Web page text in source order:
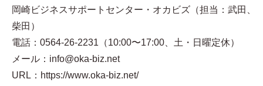
岡崎ビジネスサポートセンター・オカビズ（担当：武田、
柴田）
電話：0564-26-2231（10:00〜17:00、土・日曜定休）
メール：info@oka-biz.net
URL：https://www.oka-biz.net/